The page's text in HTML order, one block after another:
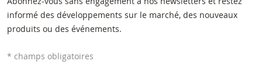
informé des développements sur le marché, des nouveaux
produits ou des événements.
* champs obligatoires